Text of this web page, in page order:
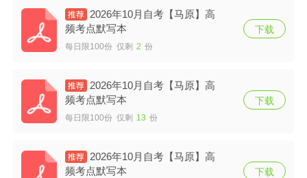
2026年10月自考【马原】高
频考点默写本
每日限100份 仅剩 2 份
下载
2026年10月自考【马原】高
频考点默写本
每日限100份 仅剩 13 份
下载
2026年10月自考【马原】高
频考点默写本
下载